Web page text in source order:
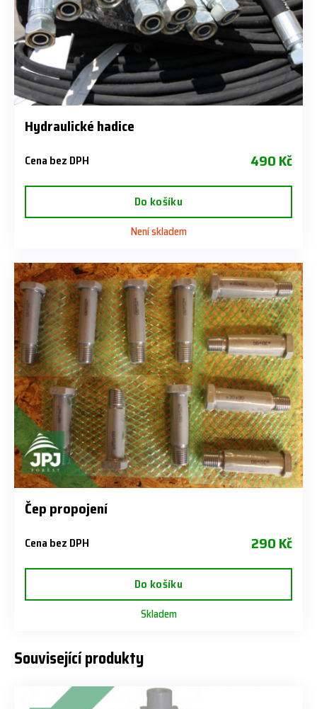
Hydraulické hadice
Cena bez DPH 490 Kč
Do košíku
Není skladem
Čep propojení
Cena bez DPH 290 Kč
Do košíku
Skladem
Související produkty